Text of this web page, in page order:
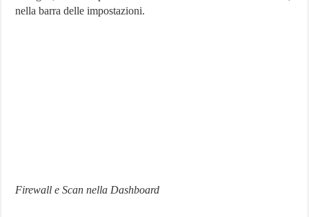
nella barra delle impostazioni.
Firewall e Scan nella Dashboard